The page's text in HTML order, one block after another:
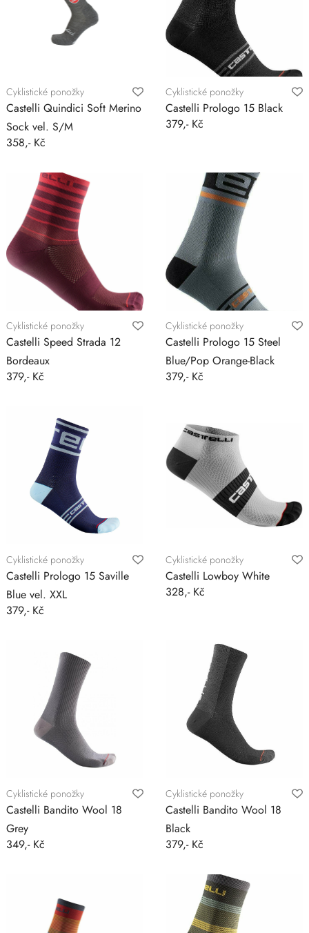
Cyklistické ponožky
Castelli Quindici Soft Merino
Sock vel. S/M
358,- Kč
Cyklistické ponožky
Castelli Prologo 15 Black
379,- Kč
Cyklistické ponožky
Castelli Speed Strada 12
Bordeaux
379,- Kč
Cyklistické ponožky
Castelli Prologo 15 Steel
Blue/Pop Orange-Black
379,- Kč
Cyklistické ponožky
Castelli Prologo 15 Saville
Blue vel. XXL
379,- Kč
Cyklistické ponožky
Castelli Lowboy White
328,- Kč
Cyklistické ponožky
Castelli Bandito Wool 18
Grey
349,- Kč
Cyklistické ponožky
Castelli Bandito Wool 18
Black
379,- Kč